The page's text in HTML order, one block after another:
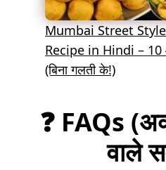
Mumbai Street
Recipe in Hindi – 10
(बिना गलती के!)
❓ FAQs
वाले